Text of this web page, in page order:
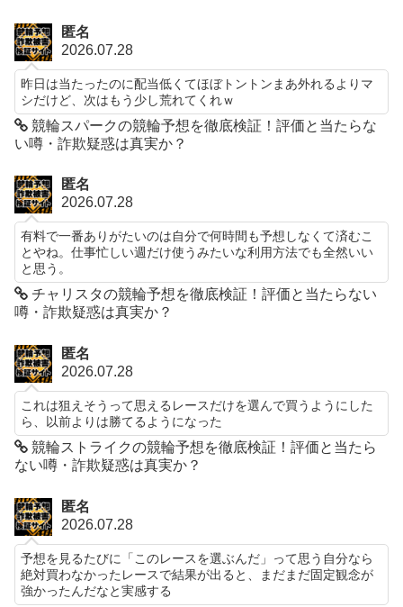
匿名
2026.07.28
昨日は当たったのに配当低くてほぼトントンまあ外れるよりマ
シだけど、次はもう少し荒れてくれｗ
競輪スパークの競輪予想を徹底検証！評価と当たらな
い噂・詐欺疑惑は真実か？
匿名
2026.07.28
有料で一番ありがたいのは自分で何時間も予想しなくて済むこ
とやね。仕事忙しい週だけ使うみたいな利用方法でも全然いい
と思う。
チャリスタの競輪予想を徹底検証！評価と当たらない
噂・詐欺疑惑は真実か？
匿名
2026.07.28
これは狙えそうって思えるレースだけを選んで買うようにした
ら、以前よりは勝てるようになった
競輪ストライクの競輪予想を徹底検証！評価と当たら
ない噂・詐欺疑惑は真実か？
匿名
2026.07.28
予想を見るたびに「このレースを選ぶんだ」って思う自分なら
絶対買わなかったレースで結果が出ると、まだまだ固定観念が
強かったんだなと実感する